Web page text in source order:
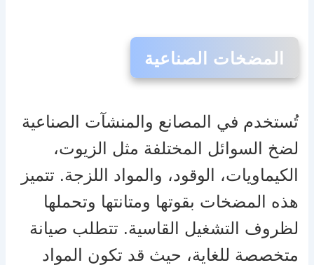
المضخات الصناعية
تُستخدم في المصانع والمنشآت الصناعية
لضخ السوائل المختلفة مثل الزيوت،
الكيماويات، الوقود، والمواد اللزجة. تتميز
هذه المضخات بقوتها ومتانتها وتحملها
لظروف التشغيل القاسية. تتطلب صيانة
متخصصة للغاية، حيث قد تكون المواد